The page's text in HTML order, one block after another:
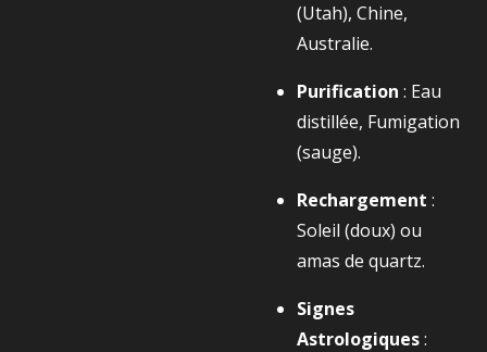
(Utah), Chine,
Australie.
Purification : Eau
distillée, Fumigation
(sauge).
Rechargement :
Soleil (doux) ou
amas de quartz.
Signes
Astrologiques: